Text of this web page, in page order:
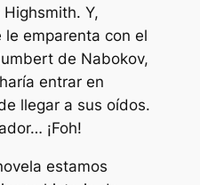
Y,
emparenta con el
de Nabokov,
entrar en
llegar a sus oídos.
¡Foh!
estamos